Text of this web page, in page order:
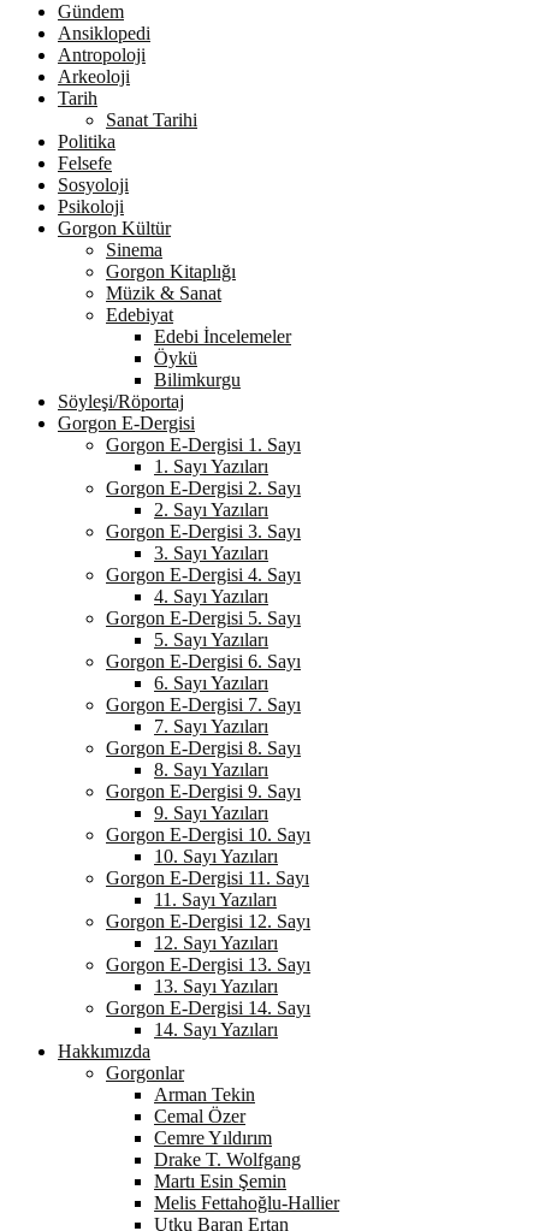
Gündem
Ansiklopedi
Antropoloji
Arkeoloji
Tarih
Sanat Tarihi
Politika
Felsefe
Sosyoloji
Psikoloji
Gorgon Kültür
Sinema
Gorgon Kitaplığı
Müzik & Sanat
Edebiyat
Edebi İncelemeler
Öykü
Bilimkurgu
Söyleşi/Röportaj
Gorgon E-Dergisi
Gorgon E-Dergisi 1. Sayı
1. Sayı Yazıları
Gorgon E-Dergisi 2. Sayı
2. Sayı Yazıları
Gorgon E-Dergisi 3. Sayı
3. Sayı Yazıları
Gorgon E-Dergisi 4. Sayı
4. Sayı Yazıları
Gorgon E-Dergisi 5. Sayı
5. Sayı Yazıları
Gorgon E-Dergisi 6. Sayı
6. Sayı Yazıları
Gorgon E-Dergisi 7. Sayı
7. Sayı Yazıları
Gorgon E-Dergisi 8. Sayı
8. Sayı Yazıları
Gorgon E-Dergisi 9. Sayı
9. Sayı Yazıları
Gorgon E-Dergisi 10. Sayı
10. Sayı Yazıları
Gorgon E-Dergisi 11. Sayı
11. Sayı Yazıları
Gorgon E-Dergisi 12. Sayı
12. Sayı Yazıları
Gorgon E-Dergisi 13. Sayı
13. Sayı Yazıları
Gorgon E-Dergisi 14. Sayı
14. Sayı Yazıları
Hakkımızda
Gorgonlar
Arman Tekin
Cemal Özer
Cemre Yıldırım
Drake T. Wolfgang
Martı Esin Şemin
Melis Fettahoğlu-Hallier
Utku Baran Ertan